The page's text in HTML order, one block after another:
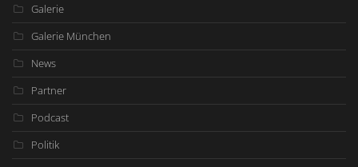
Galerie
Galerie München
News
Partner
Podcast
Politik